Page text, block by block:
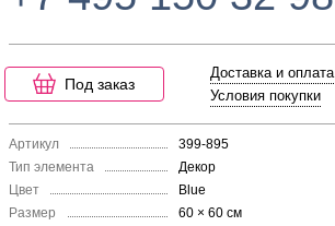
Под заказ
Доставка и оплата
Условия покупки
Артикул
399-895
Тип элемента
Декор
Цвет
Blue
Размер
60 × 60 см